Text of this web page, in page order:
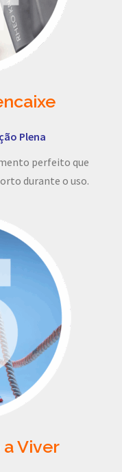
Plena
perfeito que
durante o uso.
Viver